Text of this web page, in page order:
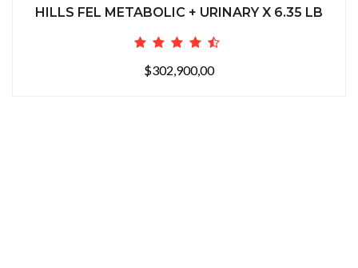
HILLS FEL METABOLIC + URINARY X 6.35 LB
$302,900,00